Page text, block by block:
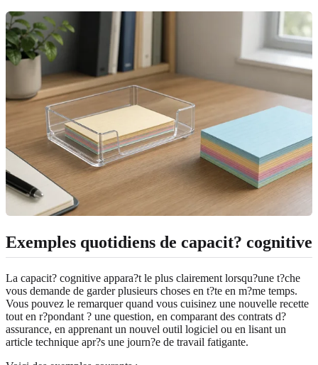
Exemples quotidiens de capacit? cognitive
La capacit? cognitive appara?t le plus clairement lorsqu?une t?che
vous demande de garder plusieurs choses en t?te en m?me temps.
Vous pouvez le remarquer quand vous cuisinez une nouvelle recette
tout en r?pondant ? une question, en comparant des contrats d?
assurance, en apprenant un nouvel outil logiciel ou en lisant un
article technique apr?s une journ?e de travail fatigante.